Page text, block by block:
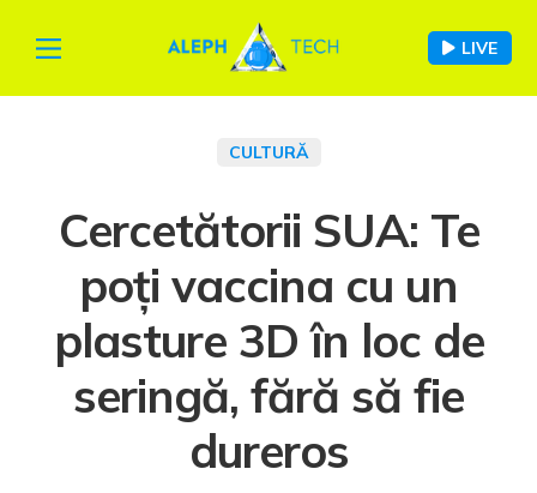
LIVE
CULTURĂ
Cercetătorii SUA: Te
poți vaccina cu un
plasture 3D în loc de
seringă, fără să fie
dureros